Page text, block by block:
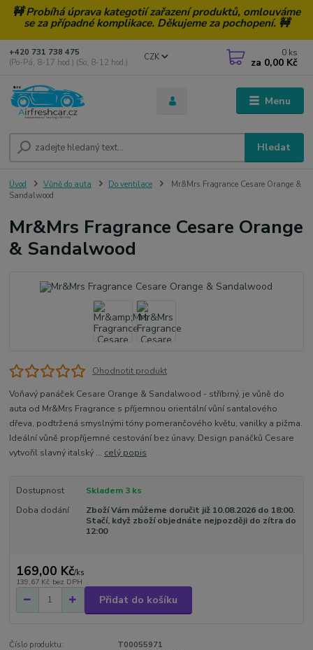
🚧 Probíhá úprava kategotií zařazení produktů, omlouváme
se za případné komplikace. Děkujeme za pochopení. 🚧
Menu
CZK
Hledat
+420 731 738 475
(Po-Pá, 8-17 hod.) (So, 8-12 hod.)
0 ks
za 0,00 Kč
Úvod Vůně do auta Do ventilace
Mr&Mrs Fragrance Cesare Orange &
Sandalwood
Mr&Mrs Fragrance Cesare Orange
& Sandalwood
Ohodnotit produkt
Voňavý panáček Cesare Orange & Sandalwood - stříbrný, je vůně do
auta od Mr&Mrs Fragrance s příjemnou orientální vůní santalového
dřeva, podtržená smyslnými tóny pomerančového květu, vanilky a pižma.
Ideální vůně propříjemné cestování bez únavy. Design panáčků Cesare
vytvořil slavný italský ... celý popis
Dostupnost
Skladem 3 ks
Doba dodání
Zboží Vám můžeme doručit již 10.08.2026 do 18:00.
Stačí, když zboží objednáte nejpozději do zítra do
12:00
169,00 Kč/ks
139,67 Kč bez DPH
Přidat do košíku
Číslo produktu:
T00055971